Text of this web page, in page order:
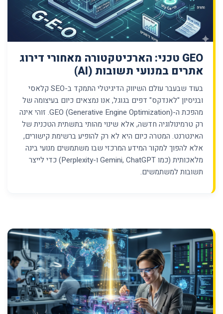
GEO טכני: הארכיטקטורה מאחורי דירוג
אתרים במנועי תשובות (AI)
בעוד שבעבר עולם השיווק הדיגיטלי התמקד ב-SEO קלאסי
ובניסיון "לאנדקס" דפים בגוגל, אנו נמצאים כיום בעיצומה של
מהפכת ה-GEO (Generative Engine Optimization). זוהי אינה
רק טרמינולוגיה חדשה, אלא שינוי מהותי בתשתית הטכנית של
האינטרנט. המטרה כיום היא לא רק להופיע ברשימת קישורים,
אלא להפוך למקור המידע המרכזי שבו משתמשים מנועי בינה
מלאכותית (כמו Gemini, ChatGPT ו-Perplexity) כדי לייצר
תשובות למשתמשים.